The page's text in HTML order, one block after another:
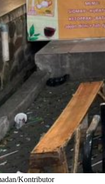
Kontributor